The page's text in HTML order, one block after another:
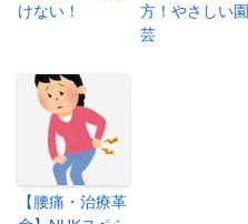
けない！
方！やさしい園
芸
【腰痛・治療革